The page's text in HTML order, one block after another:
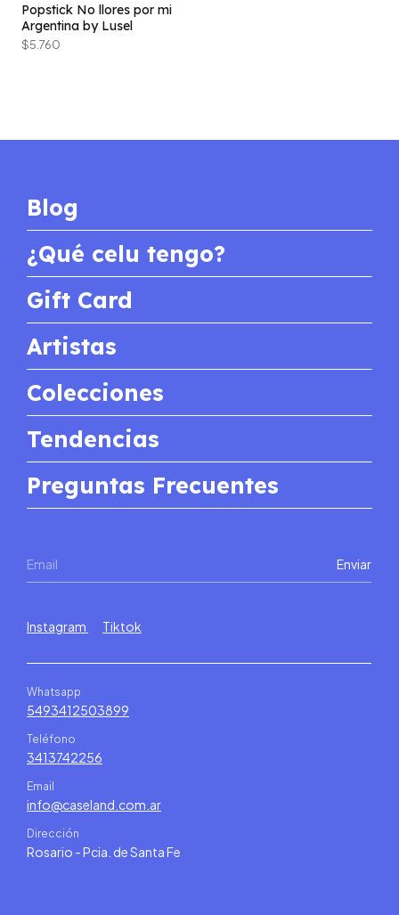
Popstick No llores por mi
Argentina by Lusel
$5.760
Blog
¿Qué celu tengo?
Gift Card
Artistas
Colecciones
Tendencias
Preguntas Frecuentes
Instagram Tiktok
Whatsapp
5493412503899
Teléfono
3413742256
Email
info@caseland.com.ar
Dirección
Rosario - Pcia. de Santa Fe